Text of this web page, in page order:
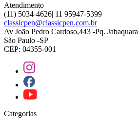
Atendimento
(11) 5034-4626| 11 95947-5399
classicpen@classicpen.com.br
Av João Pedro Cardoso,443 -Pq. Jabaquara
São Paulo -SP
CEP: 04355-001
Categorias